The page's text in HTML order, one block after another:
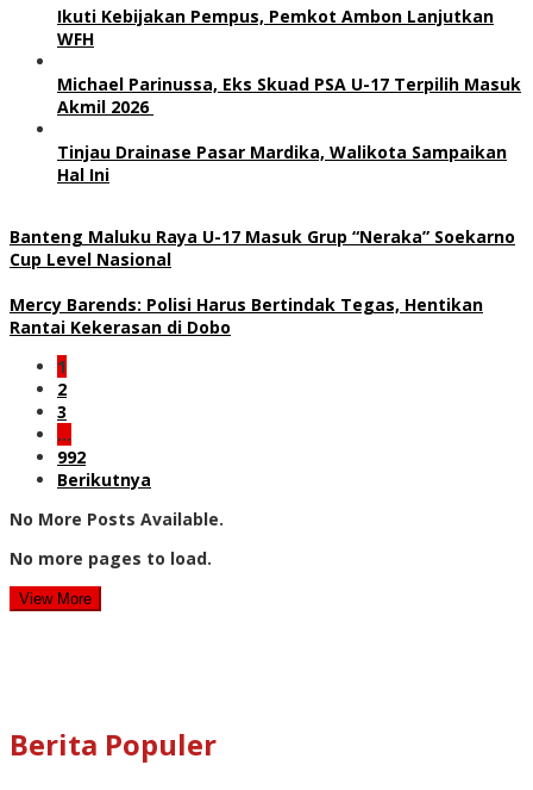
Ikuti Kebijakan Pempus, Pemkot Ambon Lanjutkan
WFH
Michael Parinussa, Eks Skuad PSA U-17 Terpilih Masuk
Akmil 2026
Tinjau Drainase Pasar Mardika, Walikota Sampaikan
Hal Ini
Banteng Maluku Raya U-17 Masuk Grup “Neraka” Soekarno
Cup Level Nasional
Mercy Barends: Polisi Harus Bertindak Tegas, Hentikan
Rantai Kekerasan di Dobo
1
2
3
…
992
Berikutnya
No More Posts Available.
No more pages to load.
View More
Berita Populer